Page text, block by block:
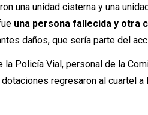
una unidad cisterna y una
una persona fallecida y otra
daños, que sería parte del
la Policía Vial, personal de la
regresaron al cuartel